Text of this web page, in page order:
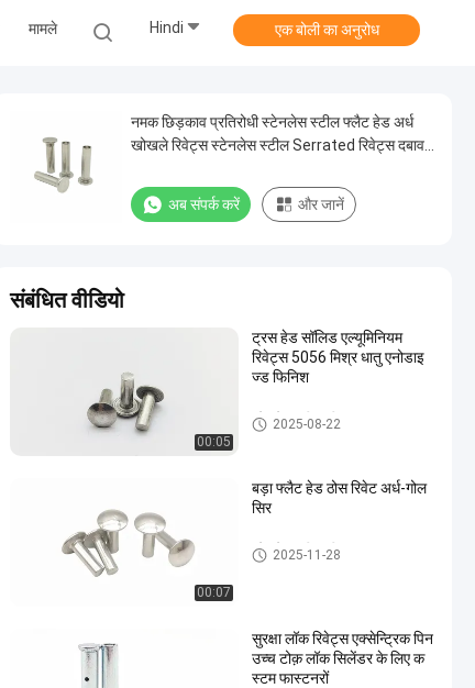
मामले Hindi एक बोली का अनुरोध
नमक छिड़काव प्रतिरोधी स्टेनलेस स्टील फ्लैट हेड अर्ध
खोखले रिवेट्स स्टेनलेस स्टील Serrated रिवेट्स दबाव
अब संपर्क करें और जानें
संबंधित वीडियो
00:05
ट्रस हेड सॉलिड एल्यूमिनियम
रिवेट्स 5056 मिश्र धातु एनोडाइ
ज्ड फिनिश
स्टेनलेस स्टील कीलक
2025-08-22
00:07
बड़ा फ्लैट हेड ठोस रिवेट अर्ध-गोल
सिर
स्टेनलेस स्टील कीलक
2025-11-28
सुरक्षा लॉक रिवेट्स एक्सेन्ट्रिक पिन
उच्च टोक़ लॉक सिलेंडर के लिए क
स्टम फास्टनरों